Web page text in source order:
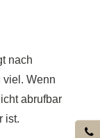
nach
viel. Wenn
abrufbar
ist.